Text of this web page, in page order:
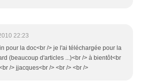
22:23
pour la doc<br /> je l'ai téléchargée pour la
(beaucoup d'articles ...)<br /> à bientôt<br
/> jjacques<br /> <br /> <br />